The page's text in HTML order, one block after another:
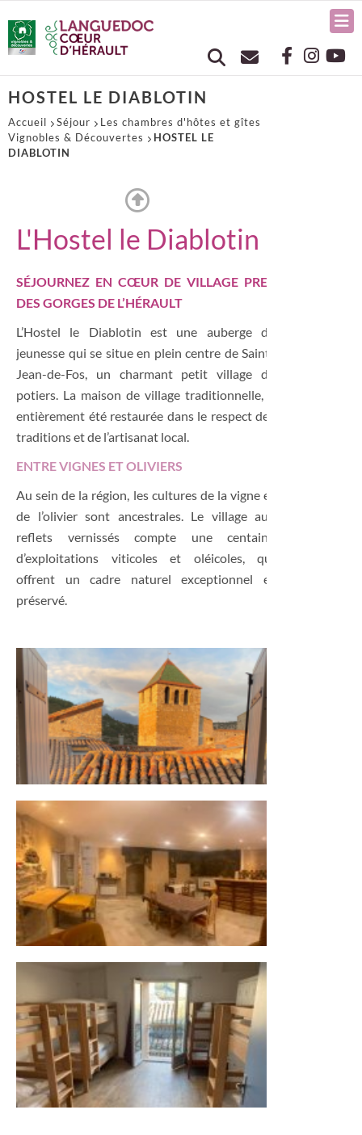
HOSTEL LE DIABLOTIN
Accueil Séjour
Les chambres d'hôtes et gîtes
Vignobles & Découvertes
HOSTEL LE
DIABLOTIN
L'Hostel le Diablotin
SÉJOURNEZ EN CŒUR DE VILLAGE PRES
DES GORGES DE L’HÉRAULT
L’Hostel le Diablotin est une auberge de
jeunesse qui se situe en plein centre de Saint-
Jean-de-Fos, un charmant petit village de
potiers. La maison de village traditionnelle, a
entièrement été restaurée dans le respect des
traditions et de l’artisanat local.
ENTRE VIGNES ET OLIVIERS
Au sein de la région, les cultures de la vigne et
de l’olivier sont ancestrales. Le village aux
reflets vernissés compte une centaine
d’exploitations viticoles et oléicoles, qui
offrent un cadre naturel exceptionnel et
préservé.